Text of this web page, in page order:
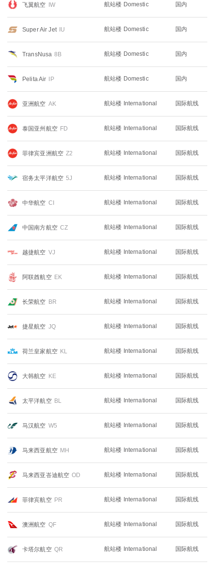
飞翼航空 IW 航站楼 Domestic 国内
Super Air Jet IU 航站楼 Domestic 国内
TransNusa 8B 航站楼 Domestic 国内
Pelita Air IP 航站楼 Domestic 国内
亚洲航空 AK 航站楼 International 国际航线
泰国亚州航空 FD 航站楼 International 国际航线
菲律宾亚洲航空 Z2 航站楼 International 国际航线
宿务太平洋航空 5J 航站楼 International 国际航线
中华航空 CI 航站楼 International 国际航线
中国南方航空 CZ 航站楼 International 国际航线
越捷航空 VJ 航站楼 International 国际航线
阿联酋航空 EK 航站楼 International 国际航线
长荣航空 BR 航站楼 International 国际航线
捷星航空 JQ 航站楼 International 国际航线
荷兰皇家航空 KL 航站楼 International 国际航线
大韩航空 KE 航站楼 International 国际航线
太平洋航空 BL 航站楼 International 国际航线
马汉航空 W5 航站楼 International 国际航线
马来西亚航空 MH 航站楼 International 国际航线
马来西亚峇迪航空 OD 航站楼 International 国际航线
菲律宾航空 PR 航站楼 International 国际航线
澳洲航空 QF 航站楼 International 国际航线
卡塔尔航空 QR 航站楼 International 国际航线